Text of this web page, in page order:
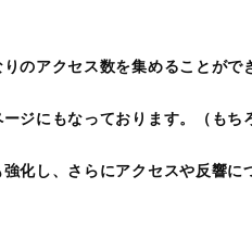
のアクセス数を集めることがで
ジにもなっております。（もち
化し、さらにアクセスや反響に